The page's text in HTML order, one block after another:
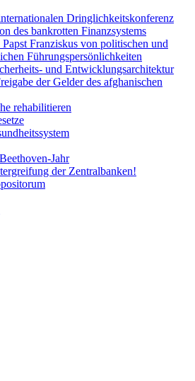
Dringlichkeitskonferenz
des bankrotten Finanzsystems
Franziskus von politischen und
Führungspersönlichkeiten
und Entwicklungsarchitektur
der Gelder des afghanischen
rehabilitieren
Jahr
der Zentralbanken!